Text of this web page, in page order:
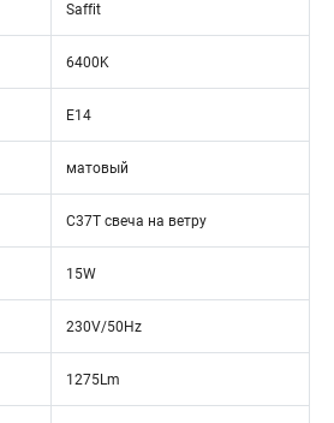
Saffit
6400K
E14
матовый
C37T свеча на ветру
15W
230V/50Hz
1275Lm